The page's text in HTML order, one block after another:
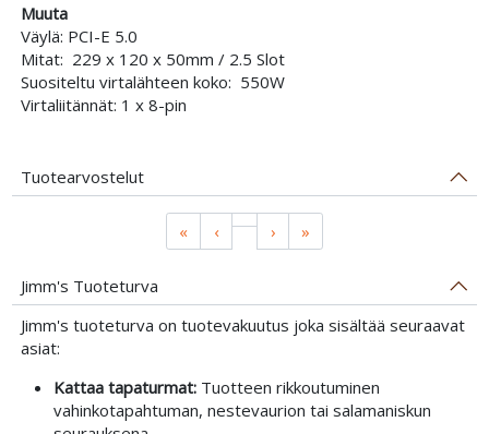
Muuta
Väylä: PCI-E 5.0
Mitat: 229 x 120 x 50mm / 2.5 Slot
Suositeltu virtalähteen koko: 550W
Virtaliitännät: 1 x 8-pin
Tuotearvostelut
« ‹ › »
Jimm's Tuoteturva
Jimm's tuoteturva on tuotevakuutus joka sisältää seuraavat
asiat:
Kattaa tapaturmat:Tuotteen rikkoutuminen
vahinkotapahtuman, nestevaurion tai salamaniskun